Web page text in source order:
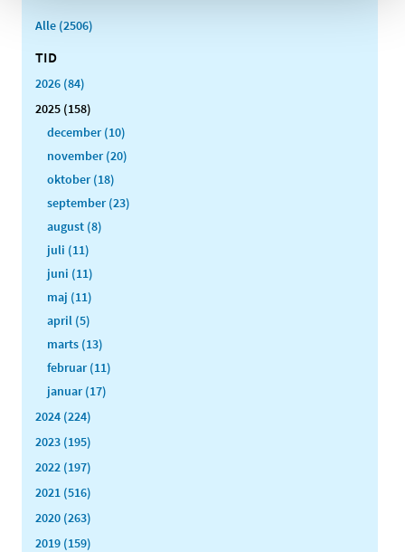
Alle (2506)
TID
2026 (84)
2025 (158)
december (10)
november (20)
oktober (18)
september (23)
august (8)
juli (11)
juni (11)
maj (11)
april (5)
marts (13)
februar (11)
januar (17)
2024 (224)
2023 (195)
2022 (197)
2021 (516)
2020 (263)
2019 (159)